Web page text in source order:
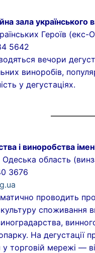
зала українського
Героїв (екс-
5642
вечори
виноробів,
у дегустаціях.
і виноробства
Одеська область
3676
проводить
споживання
На дегустації
торговій мережі —